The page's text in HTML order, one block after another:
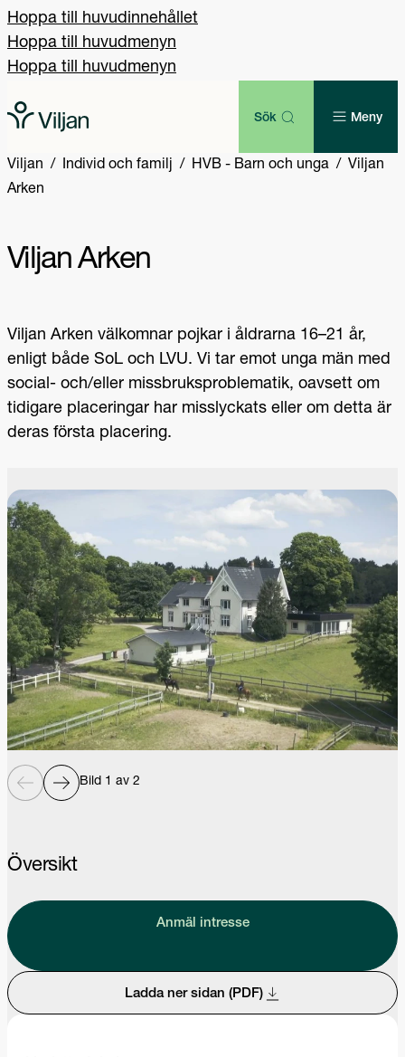
Hoppa till huvudinnehållet
Hoppa till huvudmenyn
Hoppa till huvudmenyn
Sök Meny
Viljan Individ och familj HVB - Barn och unga
Viljan
Arken
Viljan Arken
Viljan Arken välkomnar pojkar i åldrarna 16–21 år,
enligt både SoL och LVU. Vi tar emot unga män med
social- och/eller missbruksproblematik, oavsett om
tidigare placeringar har misslyckats eller om detta är
deras första placering.
Bild 1 av 2
Översikt
Anmäl intresse
Ladda ner sidan (PDF)